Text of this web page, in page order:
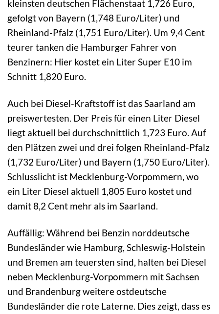
kleinsten deutschen Flächenstaat 1,726 Euro,
gefolgt von Bayern (1,748 Euro/Liter) und
Rheinland-Pfalz (1,751 Euro/Liter). Um 9,4 Cent
teurer tanken die Hamburger Fahrer von
Benzinern: Hier kostet ein Liter Super E10 im
Schnitt 1,820 Euro.
Auch bei Diesel-Kraftstoff ist das Saarland am
preiswertesten. Der Preis für einen Liter Diesel
liegt aktuell bei durchschnittlich 1,723 Euro. Auf
den Plätzen zwei und drei folgen Rheinland-Pfalz
(1,732 Euro/Liter) und Bayern (1,750 Euro/Liter).
Schlusslicht ist Mecklenburg-Vorpommern, wo
ein Liter Diesel aktuell 1,805 Euro kostet und
damit 8,2 Cent mehr als im Saarland.
Auffällig: Während bei Benzin norddeutsche
Bundesländer wie Hamburg, Schleswig-Holstein
und Bremen am teuersten sind, halten bei Diesel
neben Mecklenburg-Vorpommern mit Sachsen
und Brandenburg weitere ostdeutsche
Bundesländer die rote Laterne. Dies zeigt, dass es